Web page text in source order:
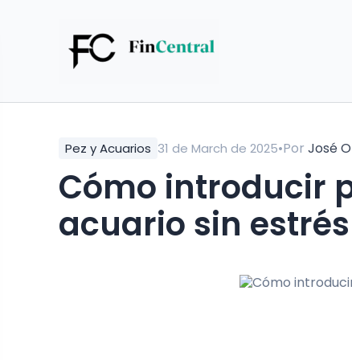
Pez y Acuarios 31 de March de 2025•Por José
Cómo introducir
acuario sin estrés